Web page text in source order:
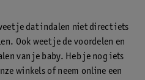
Je baby kan nog wel
hier meer voordelen van het
je dat indalen niet direct iets
Ook weet je de voordelen en
van je baby. Heb je nog iets
winkels of neem online een